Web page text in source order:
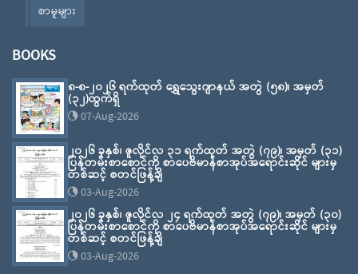
စာမူများ
BOOKS
၈-၈-၂၀၂၆ ရက်ထုတ် ရွှေသွေးဂျာနယ် အတွဲ (၅၈)၊ အမှတ်
(၃၂)ထွက်ရှိ
07-Aug-2026
၂၀၂၆ ခုနှစ်၊ ဇူလိုင်လ ၃၁ ရက်ထုတ် အတွဲ (၇၉)၊ အမှတ် (၃၁)
ပြန်တမ်းစာစောင်ကို စာပေဗိမာန်စာအုပ်အရောင်းဆိုင် များမှ
တစ်ဆင့် စတင်ဖြန့်ချိ
03-Aug-2026
၂၀၂၆ ခုနှစ်၊ ဇူလိုင်လ ၂၄ ရက်ထုတ် အတွဲ (၇၉)၊ အမှတ် (၃၀)
ပြန်တမ်းစာစောင်ကို စာပေဗိမာန်စာအုပ်အရောင်းဆိုင် များမှ
တစ်ဆင့် စတင်ဖြန့်ချိ
03-Aug-2026